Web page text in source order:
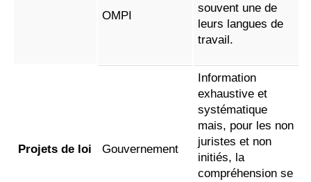
OMPI
souvent une de
leurs langues de
travail.
Projets de loi Gouvernement
Information
exhaustive et
systématique
mais, pour les non
juristes et non
initiés, la
compréhension se